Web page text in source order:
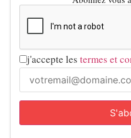
j'accepte les termes et